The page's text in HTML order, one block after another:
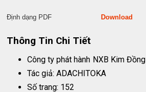
Định dạng PDFDownload
Thông Tin Chi Tiết
Công ty phát hành NXB Kim Đồng
Tác giả: ADACHITOKA
Số trang: 152